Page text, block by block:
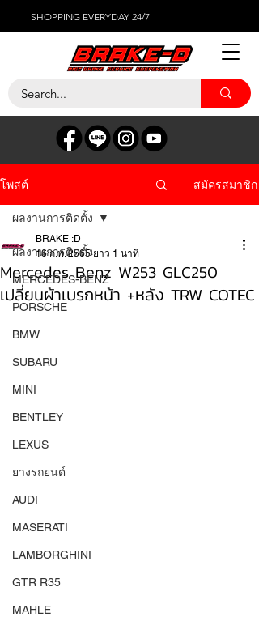
SHOPPING EVERYDAY 24/7
โพสต์ สมัครสมาชิก
ผลงานการติดตั้ง
MERCEDES-BENZ
PORSCHE
BMW
SUBARU
MINI
BENTLEY
LEXUS
ยางรถยนต์
AUDI
MASERATI
LAMBORGHINI
GTR R35
MAHLE
ผลงานการติดตั้ง
Mercedes Benz W253 GLC250
เปลี่ยนผ้าเบรกหน้า +หลัง TRW COTEC
BRAKE :D
16 ก.พ. 2565 ยาว 1 นาที